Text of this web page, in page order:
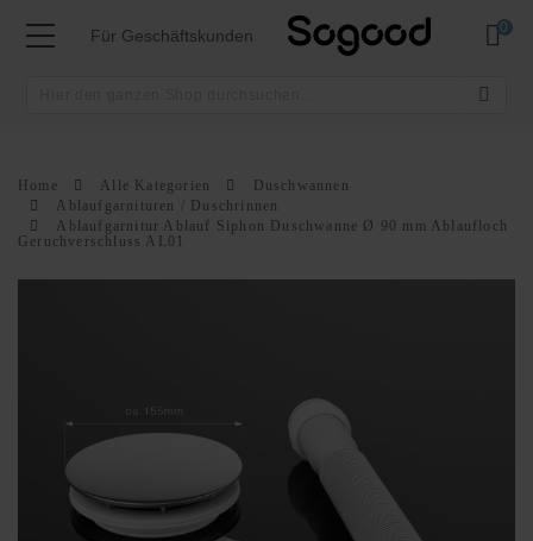
Für Geschäftskunden
Home Alle Kategorien
Duschwannen
Ablaufgarnituren / Duschrinnen
Ablaufgarnitur Ablauf Siphon Duschwanne Ø 90 mm Ablaufloch
Geruchverschluss AL01